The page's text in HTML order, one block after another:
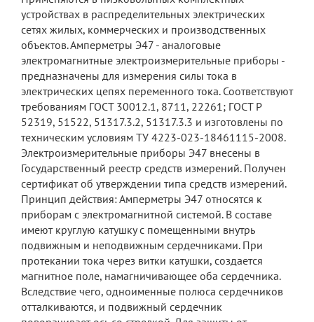
устройствах в распределительных электрических
сетях жилых, коммерческих и производственных
объектов. Амперметры Э47 - аналоговые
электромагнитные электроизмерительные приборы -
предназначены для измерения силы тока в
электрических цепях переменного тока. Соответствуют
требованиям ГОСТ 30012.1, 8711, 22261; ГОСТ Р
52319, 51522, 51317.3.2, 51317.3.3 и изготовлены по
техническим условиям ТУ 4223-023-18461115-2008.
Электроизмерительные приборы Э47 внесены в
Государственный реестр средств измерений. Получен
сертификат об утверждении типа средств измерений.
Принцип действия: Амперметры Э47 относятся к
приборам с электромагнитной системой. В составе
имеют круглую катушку с помещенными внутрь
подвижным и неподвижным сердечниками. При
протекании тока через витки катушки, создается
магнитное поле, намагничивающее оба сердечника.
Вследствие чего, одноименные полюса сердечников
отталкиваются, и подвижный сердечник